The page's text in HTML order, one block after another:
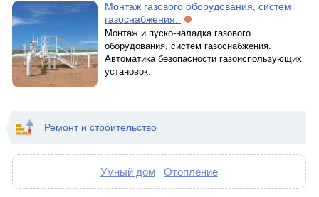
Монтаж газового оборудования, систем
газоснабжения.
Монтаж и пуско-наладка газового
оборудования, систем газоснабжения.
Автоматика безопасности газоиспользующих
установок.
Ремонт и строительство
Умный дом Отопление